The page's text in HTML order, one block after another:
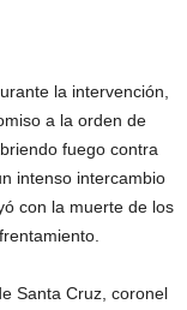
la intervención,
a la orden de
fuego contra
intenso intercambio
con la muerte de los
Santa Cruz, coronel